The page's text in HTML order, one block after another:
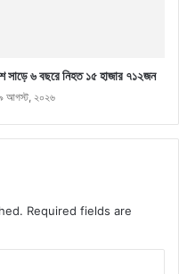
সাড়ে ৬ বছরে নিহত ১৫ হাজার ৭১২জন
আগস্ট, ২০২৬
Required fields are